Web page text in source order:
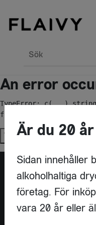
Sök
An error
TypeError:
function
Try again
Är
Är du 20
Sidan innehåller
alkoholhaltiga
företag. För
vara 20 år eller